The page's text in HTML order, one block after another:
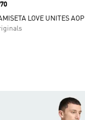
LOVE UNITES AOP
a la lista de deseos